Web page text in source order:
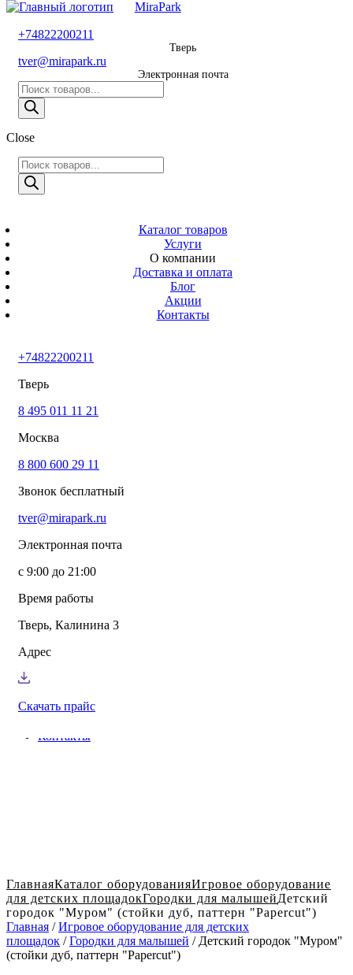
MiraPark
бесплатный
+74822200211
Электронная
Время работы
Тверь,
Калинина 3
+74822200211 info@mirapark.ru
Каталог товаров
Игровое оборудование для детских площадок
Оборудование для площадок для выгула собак
Спортивное оборудование для улицы
Малые архитектурные формы под заказ
Услуги
Озеленение благоустройство
Монтаж детских площадок
Резиновые покрытия для площадок
Установка МАФ
Доставка и оплата в Твери
Контакты
MiraPark
+74822200211
Тверь
tver@mirapark.ru
Электронная почта
Поиск
товаров
Close
Поиск
товаров
Каталог товаров
Услуги
О компании
Доставка и оплата
Блог
Акции
Контакты
+74822200211
Тверь
8 495 011 11 21
Москва
8 800 600 29 11
Звонок бесплатный
tver@mirapark.ru
Электронная почта
с 9:00 до 21:00
Время работы
Тверь, Калинина 3
Адрес
Скачать прайс
ГлавнаяКаталог оборудованияИгровое оборудование
для детских площадокГородки для малышейДетский
городок "Муром" (стойки дуб, паттерн "Papercut")
Главная /Игровое оборудование для детских
площадок /Городки для малышей / Детский городок "Муром"
(стойки дуб, паттерн "Papercut")